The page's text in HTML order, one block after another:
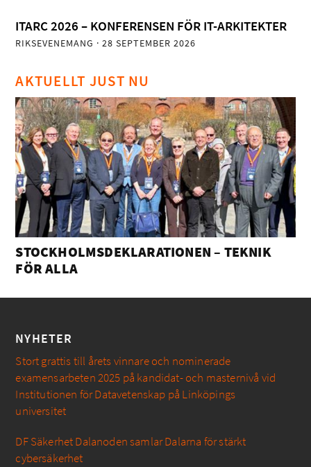
ITARC 2026 – KONFERENSEN FÖR IT-ARKITEKTER
RIKSEVENEMANG · 28 SEPTEMBER 2026
AKTUELLT JUST NU
STOCKHOLMSDEKLARATIONEN – TEKNIK
FÖR ALLA
NYHETER
Stort grattis till årets vinnare och nominerade
examensarbeten 2025 på kandidat- och masternivå vid
Institutionen för Datavetenskap på Linköpings
universitet
DF Säkerhet Dalanoden samlar Dalarna för stärkt
cybersäkerhet